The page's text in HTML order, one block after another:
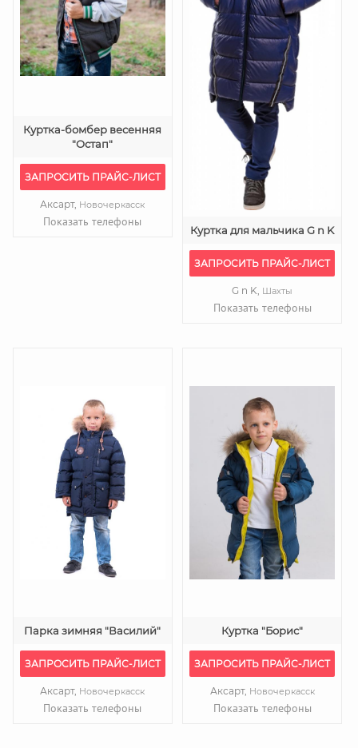
Куртка-бомбер весенняя
"Остап"
ЗАПРОСИТЬ ПРАЙС-ЛИСТ
Аксарт, Новочеркасск
Показать телефоны
Куртка для мальчика G n K
ЗАПРОСИТЬ ПРАЙС-ЛИСТ
G n K, Шахты
Показать телефоны
Парка зимняя "Василий"
ЗАПРОСИТЬ ПРАЙС-ЛИСТ
Аксарт, Новочеркасск
Показать телефоны
Куртка "Борис"
ЗАПРОСИТЬ ПРАЙС-ЛИСТ
Аксарт, Новочеркасск
Показать телефоны